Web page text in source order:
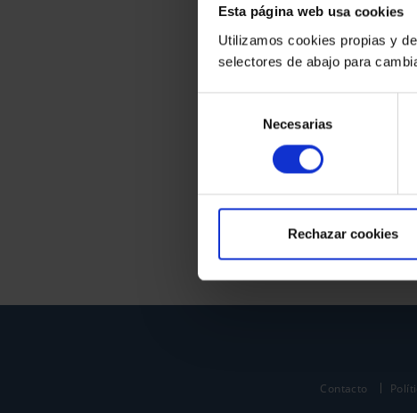
Esta página web usa cookies
Utilizamos cookies propias y
selectores de abajo para
consentimiento
Necesarias
Rechazar cookies
Contacto